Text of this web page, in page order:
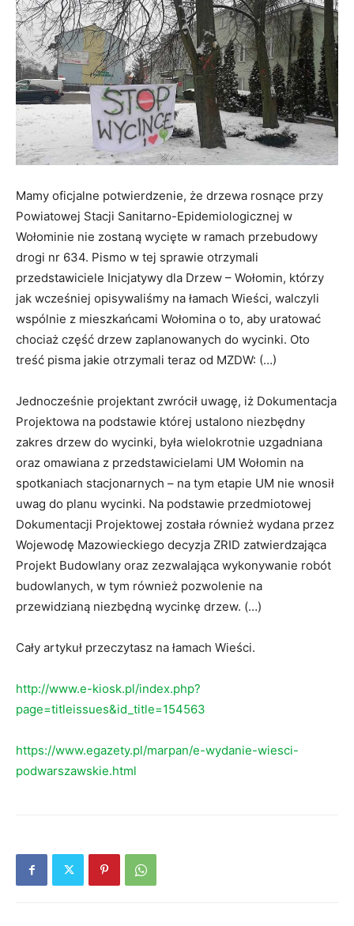
Mamy oficjalne potwierdzenie, że drzewa rosnące przy
Powiatowej Stacji Sanitarno-Epidemiologicznej w
Wołominie nie zostaną wycięte w ramach przebudowy
drogi nr 634. Pismo w tej sprawie otrzymali
przedstawiciele Inicjatywy dla Drzew – Wołomin, którzy
jak wcześniej opisywaliśmy na łamach Wieści, walczyli
wspólnie z mieszkańcami Wołomina o to, aby uratować
chociaż część drzew zaplanowanych do wycinki. Oto
treść pisma jakie otrzymali teraz od MZDW: (…)
Jednocześnie projektant zwrócił uwagę, iż Dokumentacja
Projektowa na podstawie której ustalono niezbędny
zakres drzew do wycinki, była wielokrotnie uzgadniana
oraz omawiana z przedstawicielami UM Wołomin na
spotkaniach stacjonarnych – na tym etapie UM nie wnosił
uwag do planu wycinki. Na podstawie przedmiotowej
Dokumentacji Projektowej została również wydana przez
Wojewodę Mazowieckiego decyzja ZRID zatwierdzająca
Projekt Budowlany oraz zezwalająca wykonywanie robót
budowlanych, w tym również pozwolenie na
przewidzianą niezbędną wycinkę drzew. (…)
Cały artykuł przeczytasz na łamach Wieści.
http://www.e-kiosk.pl/index.php?
page=titleissues&id_title=154563
https://www.egazety.pl/marpan/e-wydanie-wiesci-
podwarszawskie.html